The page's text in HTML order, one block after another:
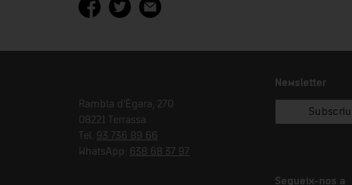
Rambla d'Ègara, 270
08221 Terrassa
Tel. 93 736 89 66
WhatsApp: 638 68 37 97
Newsletter
Segueix-nos a